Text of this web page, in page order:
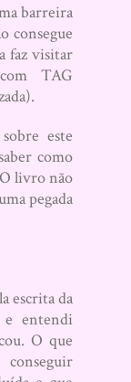
barreira
consegue
faz visitar
TAG
este
como
livro não
pegada
escrita da
entendi
O que